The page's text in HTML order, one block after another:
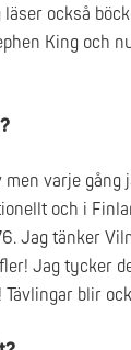
också
King och
varje
och i
tänker
Jag tycker
blir